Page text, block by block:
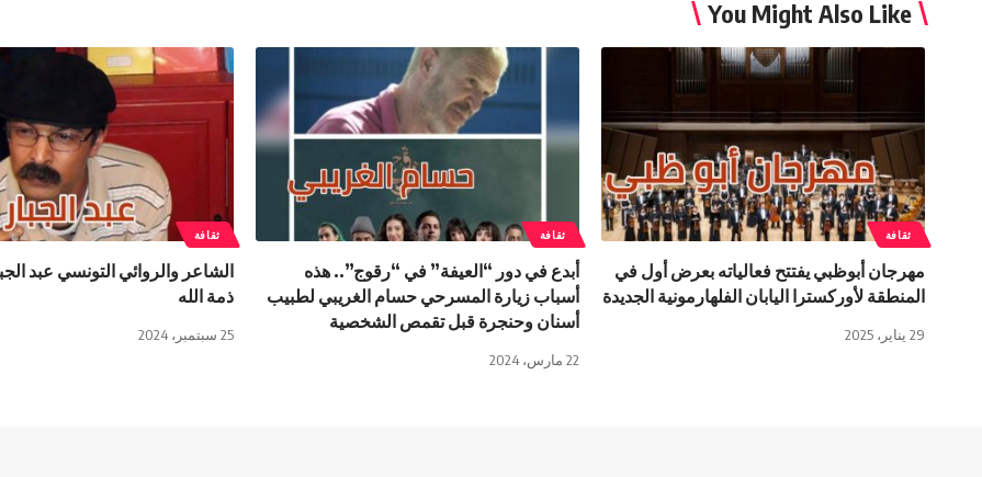
You Might Also Like
ثقافة
مهرجان أبوظبي يفتتح فعالياته بعرض أول في
المنطقة لأوركسترا اليابان الفلهارمونية الجديدة
29 يناير، 2025
ثقافة
أبدع في دور “العيفة” في “رقوج”.. هذه
أسباب زيارة المسرحي حسام الغريبي لطبيب
أسنان وحنجرة قبل تقمص الشخصية
22 مارس، 2024
ثقافة
الشاعر والروائي التونسي عبد
ذمة الله
25 سبتمبر، 2024